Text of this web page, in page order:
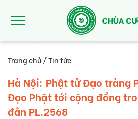
Trang chủ /Tin tức
Hà Nội: Phật tử Đạo tràng
Đạo Phật tới cộng đồng
đản PL.2568